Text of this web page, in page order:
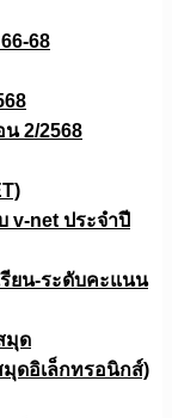
68
น 2/2568
v-net ประจำปี
รียน-ระดับคะแนน
มุด
มุดอิเล็กทรอนิกส์)